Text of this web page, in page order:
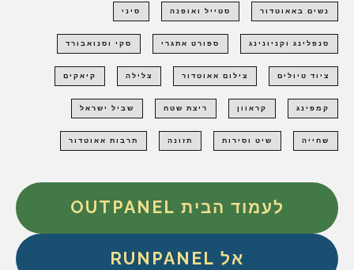
נשים באאוטדור סטייל ואופנה סיני
סנפלינג וקניונינג ספורט אתגרי סקי וסנואבורד
ציוד טיולים צילום אאוטדור צלילה קיאקים
קמפינג קראוון ריצת שטח שביל ישראל
שחייה שיט וסירות תזונה תרבות אאוטדור
לעמוד הבית OUTPANEL
אל RUNPANEL